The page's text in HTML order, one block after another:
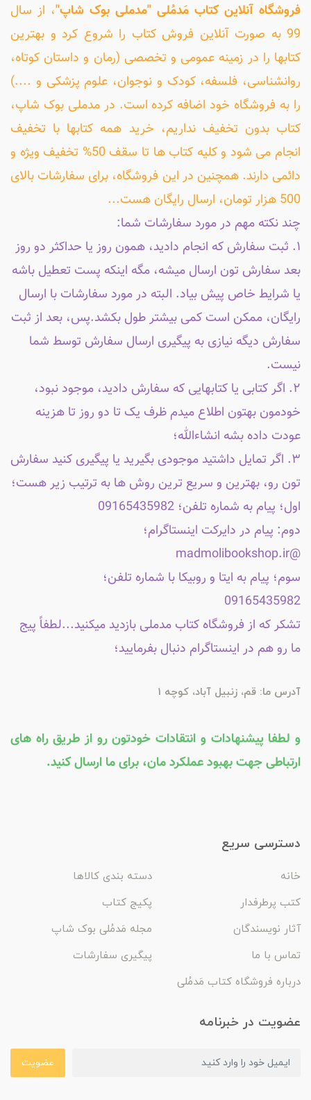
فروشگاه آنلاین کتاب مَدمُلی "مدملی بوک شاپ"، از سال
99 به صورت آنلاین فروش کتاب را شروع کرد و بهترین
کتابها را در زمینه عمومی و تخصصی (رمان و داستان کوتاه،
روانشناسی، فلسفه، کودک و نوجوان، علوم پزشکی و ....)
را به فروشگاه خود اضافه کرده است. در مدملی بوک شاپ،
کتاب بدون تخفیف نداریم، خرید همه کتابها با تخفیف
انجام می شود و کلیه کتاب ها تا سقف 50% تخفیف ویژه و
دائمی دارند. همچنین در این فروشگاه، برای سفارشات بالای
500 هزار تومان، ارسال رایگان هست...
چند نکته مهم در مورد سفارشات شما:
۱. ثبت سفارش که انجام دادید، همون روز یا حداکثر دو روز
بعد سفارش تون ارسال میشه، مگه اینکه پست تعطیل باشه
یا شرایط خاص پیش بیاد. البته در مورد سفارشات با ارسال
رایگان، ممکن است کمی بیشتر طول بکشد.پس، بعد از ثبت
سفارش دیگه نیازی به پیگیری ارسال سفارش توسط شما
نیست.
۲. اگر کتابی یا کتابهایی که سفارش دادید، موجود نبود،
خودمون بهتون اطلاع میدم ظرف یک تا دو روز تا هزینه
عودت داده بشه انشاءالله؛
۳. اگر تمایل داشتید موجودی بگیرید یا پیگیری کنید سفارش
تون رو، بهترین و سریع ترین روش ها به ترتیب زیر هست؛
اول؛ پیام به شماره تلفن؛ 09165435982
دوم: پیام در دایرکت اینستاگرام؛
@madmolibookshop.ir
سوم؛ پیام به ایتا و روبیکا با شماره تلفن؛
09165435982
تشکر که از فروشگاه کتاب مدملی بازدید میکنید...لطفاً پیج
ما رو هم در اینستاگرام دنبال بفرمایید؛
آدرس ما: قم، زنبیل آباد، کوچه 1
و لطفا پیشنهادات و انتقادات خودتون رو از طریق راه های
ارتباطی جهت بهبود عملکرد مان، برای ما ارسال کنید.
دسترسی سریع
خانه
دسته بندی کالاها
کتب پرطرفدار
پکیج کتاب
آثار نویسندگان
مجله مَدمُلی بوک شاپ
تماس با ما
پیگیری سفارشات
درباره فروشگاه کتاب مَدمُلی
عضویت در خبرنامه
عضویت